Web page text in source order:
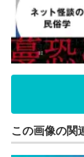
この画像の関